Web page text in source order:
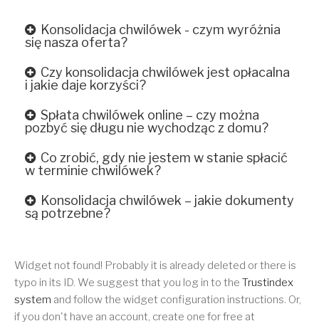
Konsolidacja chwilówek - czym wyróżnia
się nasza oferta?
Czy konsolidacja chwilówek jest opłacalna
i jakie daje korzyści?
Spłata chwilówek online – czy można
pozbyć się długu nie wychodząc z domu?
Co zrobić, gdy nie jestem w stanie spłacić
w terminie chwilówek?
Konsolidacja chwilówek – jakie dokumenty
są potrzebne?
Widget not found! Probably it is already deleted or there is
typo in its ID. We suggest that you log in to the Trustindex
system and follow the widget configuration instructions. Or,
if you don't have an account, create one for free at